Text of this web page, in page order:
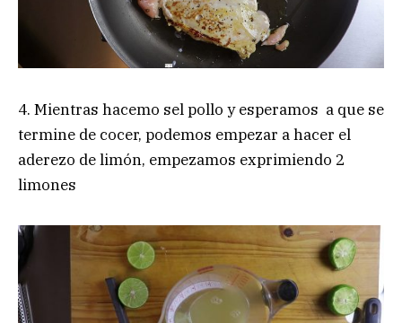
4. Mientras hacemo sel pollo y esperamos a que se
termine de cocer, podemos empezar a hacer el
aderezo de limón, empezamos exprimiendo 2
limones